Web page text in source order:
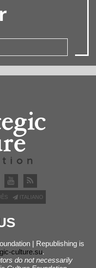
ITALIANO
| Republishing is
culture.su.
do not necessarily